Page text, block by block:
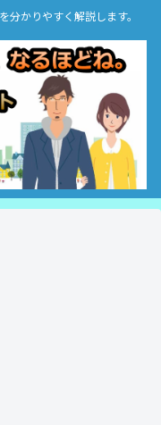
かりやすく解説します。